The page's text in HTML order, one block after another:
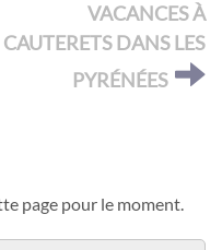
VACANCES À
CAUTERETS DANS LES
PYRÉNÉES
page pour le moment.